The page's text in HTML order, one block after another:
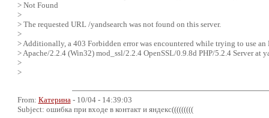
> Not Found
>
> The requested URL /yandsearch was not found on this server.
>
> Additionally, a 403 Forbidden error was encountered while trying to use an
> Apache/2.2.4 (Win32) mod_ssl/2.2.4 OpenSSL/0.9.8d PHP/5.2.4 Server at
>
>
From: Катерина - 10/04 - 14:39:03
Subject: ошибка при входе в контакт и яндекс(((((((((